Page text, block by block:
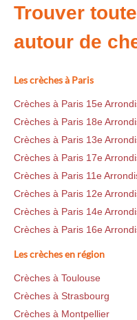
Trouver
autour de
Les crèches à Paris
Crèches à Paris 15e
Crèches à Paris 18e
Crèches à Paris 13e
Crèches à Paris 17e
Crèches à Paris 11e
Crèches à Paris 12e
Crèches à Paris 14e
Crèches à Paris 16e
Les crèches en région
Crèches à Toulouse
Crèches à Strasbourg
Crèches à Montpellier